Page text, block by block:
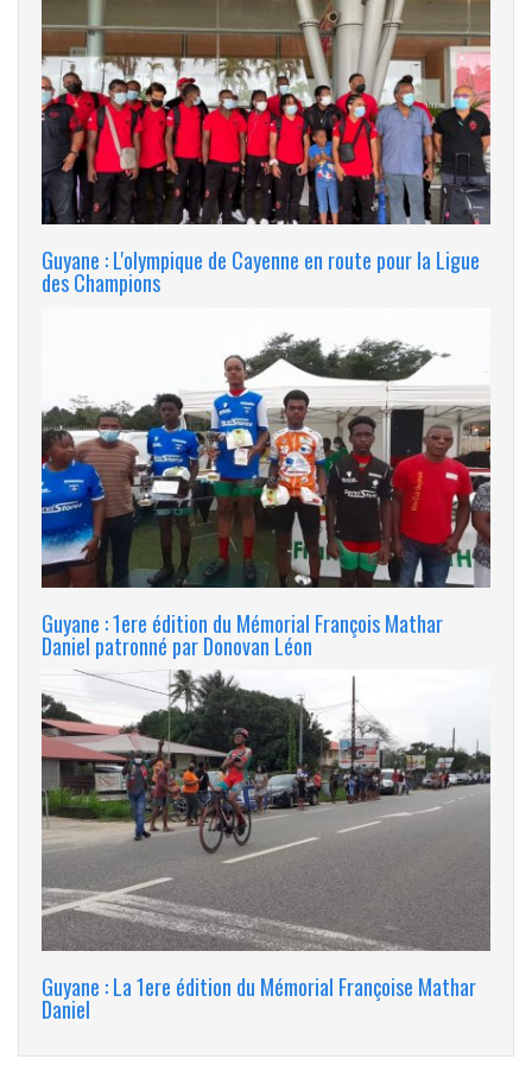
Guyane : L'olympique de Cayenne en route pour la Ligue
des Champions
Guyane : 1ere édition du Mémorial François Mathar
Daniel patronné par Donovan Léon
Guyane : La 1ere édition du Mémorial Françoise Mathar
Daniel